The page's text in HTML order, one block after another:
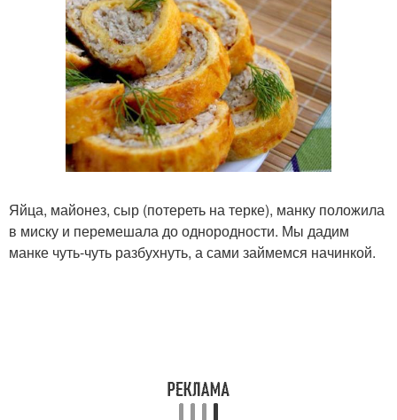
Яйца, майонез, сыр (потереть на терке), манку положила
в миску и перемешала до однородности. Мы дадим
манке чуть-чуть разбухнуть, а сами займемся начинкой.